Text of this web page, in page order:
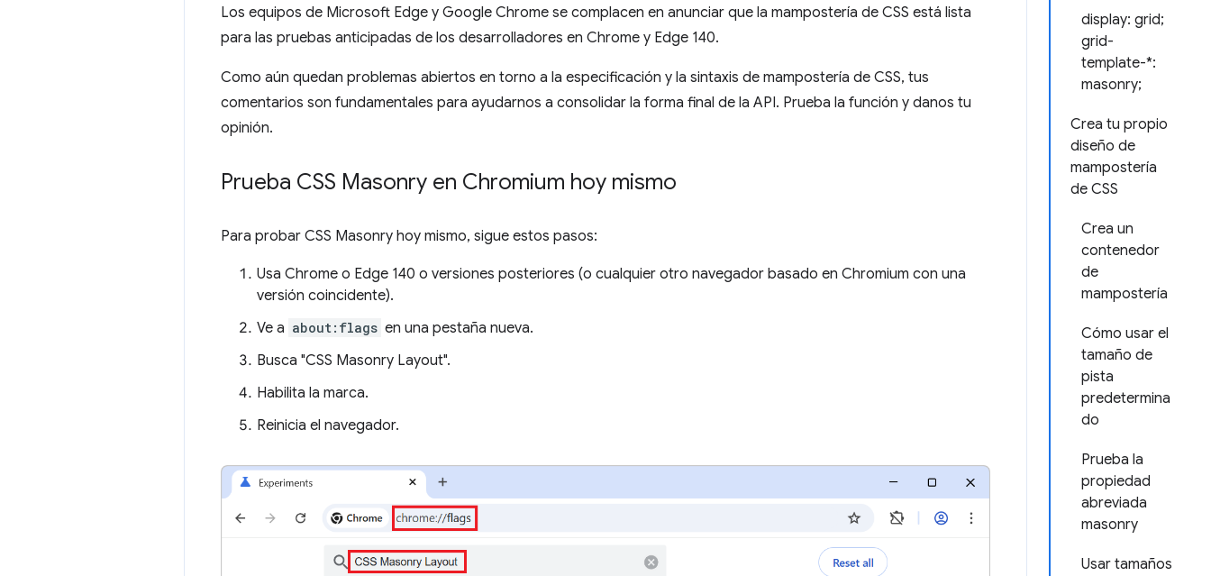
display: grid;
grid-
template-*:
masonry;
Crea tu propio
diseño de
mampostería
de CSS
Crea un
contenedor
de
mampostería
Cómo usar el
tamaño de
pista
predetermina
do
Prueba la
propiedad
abreviada
masonry
Usar tamaños
Los equipos de Microsoft Edge y Google Chrome se complacen en anunciar que la mampostería de CSS está lista
para las pruebas anticipadas de los desarrolladores en Chrome y Edge 140.
Como aún quedan problemas abiertos en torno a la especificación y la sintaxis de mampostería de CSS, tus
comentarios son fundamentales para ayudarnos a consolidar la forma final de la API. Prueba la función y danos tu
opinión.
Prueba CSS Masonry en Chromium hoy mismo
Para probar CSS Masonry hoy mismo, sigue estos pasos:
Usa Chrome o Edge 140 o versiones posteriores (o cualquier otro navegador basado en Chromium con una
versión coincidente).
Ve a about:flags en una pestaña nueva.
Busca "CSS Masonry Layout".
Habilita la marca.
Reinicia el navegador.